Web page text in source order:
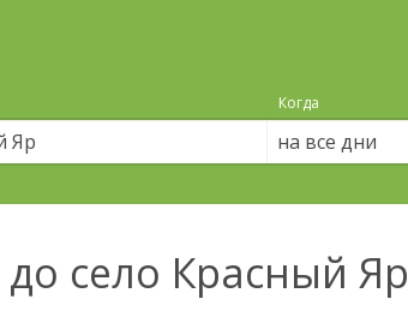
Когда
на все дни
до село Красный Яр